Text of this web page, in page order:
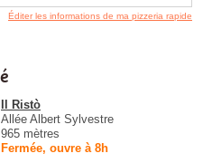
Éditer les informations de ma pizzeria rapide
Il Ristò
Allée Albert Sylvestre
965 mètres
Fermée, ouvre à 8h